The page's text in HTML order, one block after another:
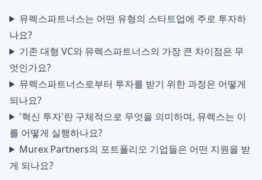
뮤렉스파트너스는 어떤 유형의 스타트업에 주로 투자하
나요?
기존 대형 VC와 뮤렉스파트너스의 가장 큰 차이점은 무
엇인가요?
뮤렉스파트너스로부터 투자를 받기 위한 과정은 어떻게
되나요?
'혁신 투자'란 구체적으로 무엇을 의미하며, 뮤렉스는 이
를 어떻게 실행하나요?
Murex Partners의 포트폴리오 기업들은 어떤 지원을 받
게 되나요?